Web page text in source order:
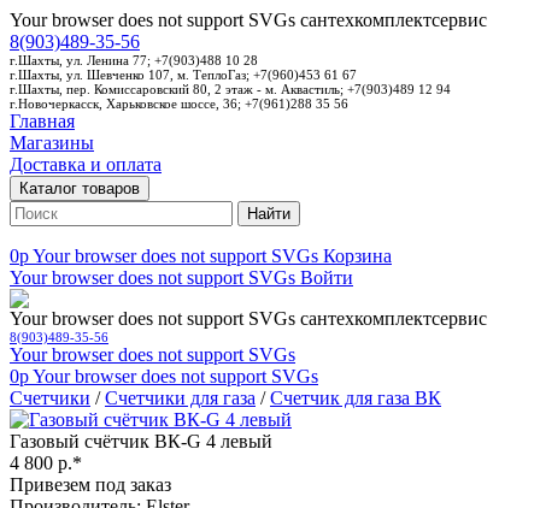
Your browser does not support SVGs сантехкомплектсервис
8(903)489-35-56
г.Шахты, ул. Ленина 77; +7(903)488 10 28
г.Шахты, ул. Шевченко 107, м. ТеплоГаз; +7(960)453 61 67
г.Шахты, пер. Комиссаровский 80, 2 этаж - м. Аквастиль; +7(903)489 12 94
г.Новочеркасск, Харьковское шоссе, 36; +7(961)288 35 56
Главная
Магазины
Доставка и оплата
Каталог товаров
Найти
0pYour browser does not support SVGs Корзина
Your browser does not support SVGs Войти
Your browser does not support SVGs сантехкомплектсервис
8(903)489-35-56
Your browser does not support SVGs
0pYour browser does not support SVGs
Счетчики /Счетчики для газа /Счетчик для газа ВК
Газовый счётчик ВК-G 4 левый
4 800 р.*
Привезем под заказ